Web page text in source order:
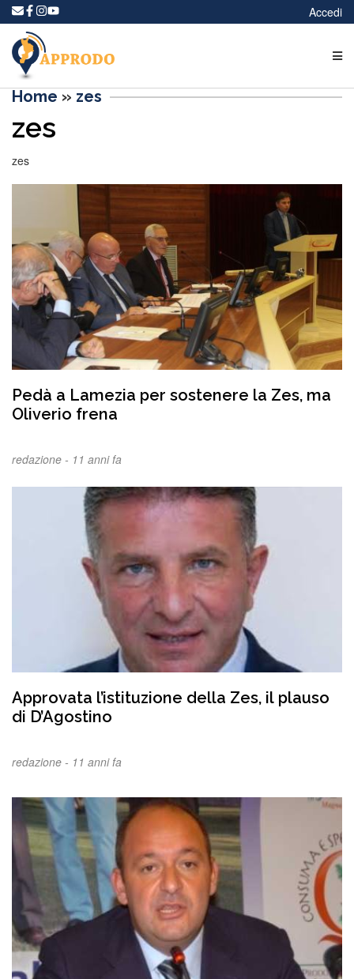
Accedi
Home » zes
zes
zes
Pedà a Lamezia per sostenere la Zes, ma
Oliverio frena
redazione - 11 anni fa
Approvata l’istituzione della Zes, il plauso
di D’Agostino
redazione - 11 anni fa